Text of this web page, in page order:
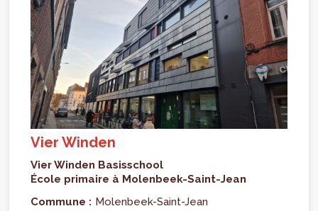
Vier Winden
Vier Winden Basisschool
École primaire à Molenbeek-Saint-Jean
Commune : Molenbeek-Saint-Jean